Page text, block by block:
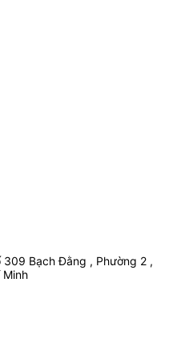
309 Bạch Đằng , Phường 2 ,
Minh